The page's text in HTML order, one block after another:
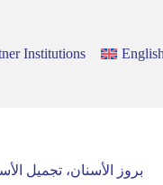
Institutions English
بروز الأسنان، تجميل